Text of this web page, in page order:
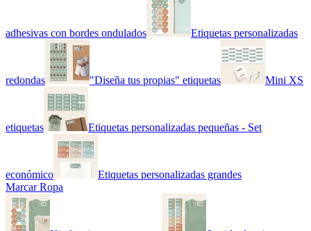
adhesivas con bordes ondulados Etiquetas personalizadas
redondas "Diseña tus propias" etiquetas Mini XS
etiquetas Etiquetas personalizadas pequeñas - Set
económico
Etiquetas personalizadas grandes
Marcar Ropa